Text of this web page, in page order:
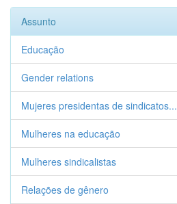
Assunto
Educação
Gender relations
Mujeres presidentas de sindicatos...
Mulheres na educação
Mulheres sindicalistas
Relações de gênero